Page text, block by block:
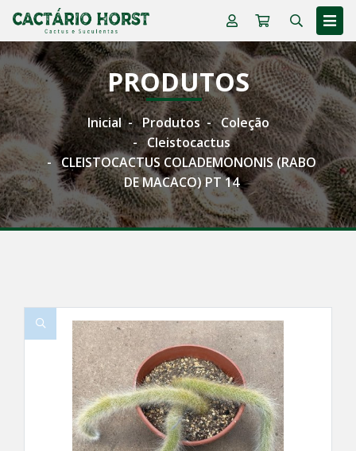
PRODUTOS
Inicial Produtos
Coleção
Cleistocactus
CLEISTOCACTUS COLADEMONONIS (RABO
DE MACACO) PT 14